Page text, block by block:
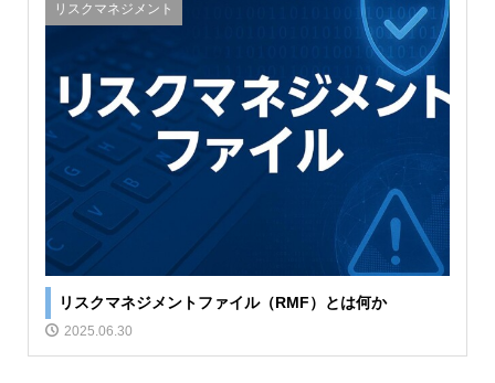
リスクマネジメント
リスクマネジメントファイル（RMF）とは何か
2025.06.30